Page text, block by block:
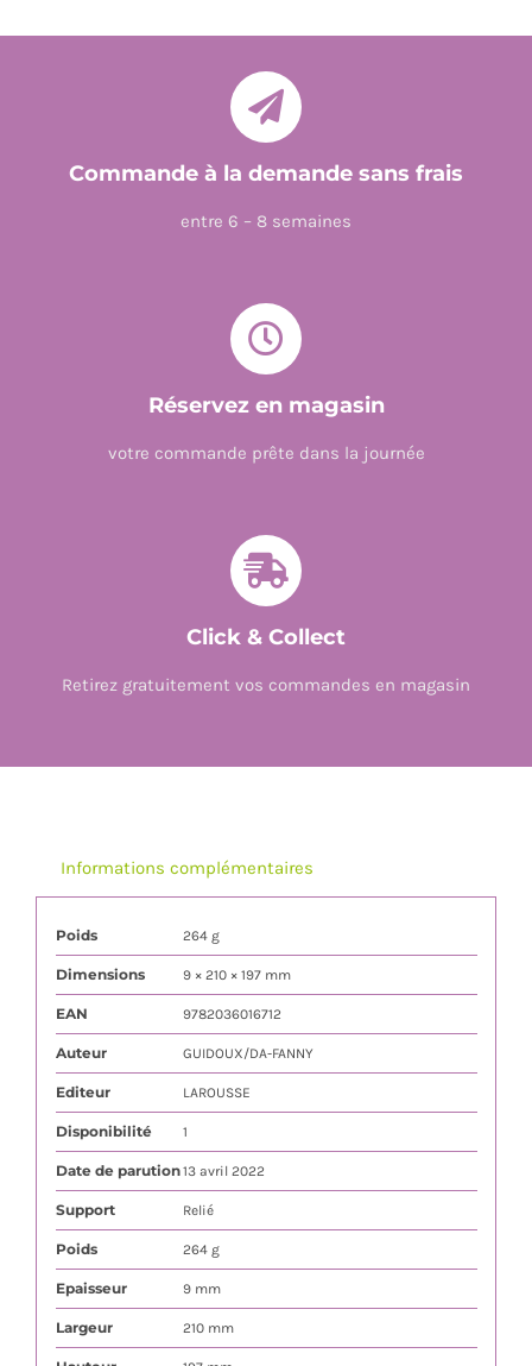
Commande à la demande sans frais
entre 6 – 8 semaines
Réservez en magasin
votre commande prête dans la journée
Click & Collect
Retirez gratuitement vos commandes en magasin
Informations complémentaires
Poids 264 g
Dimensions 9 × 210 × 197 mm
EAN 9782036016712
Auteur GUIDOUX/DA-FANNY
Editeur LAROUSSE
Disponibilité 1
Date de parution13 avril 2022
Support Relié
Poids 264 g
Epaisseur 9 mm
Largeur 210 mm